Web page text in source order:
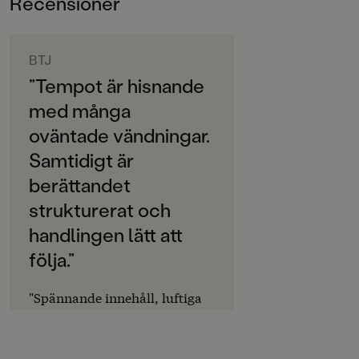
bara måste läsa vidare! Anna Sandlers bilder ger liv åt
6-9
Svenska
SPRÅK
Svenska
SERIE
Jack
PUBLICERINGSDATUM
2022-10-10
LÄSORDNING
17
Produktion
BTJ
”Tempot är hisnande
med många
oväntade vändningar.
Samtidigt är
berättandet
strukturerat och
handlingen lätt att
följa.”
"Spännande innehåll, luftiga